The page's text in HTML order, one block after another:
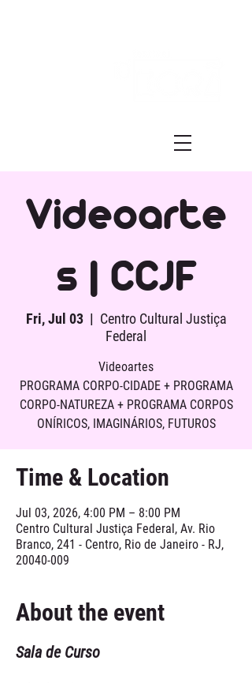
Videoarte
s | CCJF
Fri, Jul 03
  |
Centro Cultural Justiça
Federal
Videoartes
PROGRAMA CORPO-CIDADE + PROGRAMA
CORPO-NATUREZA + PROGRAMA CORPOS
ONÍRICOS, IMAGINÁRIOS, FUTUROS
Time & Location
Jul 03, 2026, 4:00 PM – 8:00 PM
Centro Cultural Justiça Federal, Av. Rio
Branco, 241 - Centro, Rio de Janeiro - RJ,
20040-009
About the event
Sala de Curso